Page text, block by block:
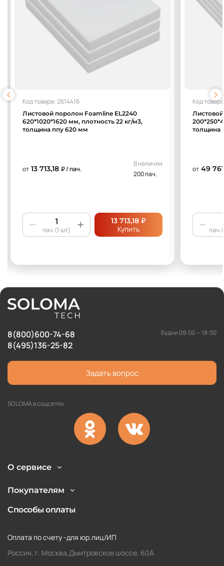
Код товара: 2614416
Листовой поролон Foamline EL2240
620*1020*1620 мм, плотность 22 кг/м3,
толщина ппу 620 мм
от 13 713,18 ₽ / пач.
В наличии
200 пач.
пач.(1 шт)
13 713,18 ₽
Купить
Код
толщина
от 49
8(800)600-74-68
8(495)136-25-82
Будни 09:00 — 18:00
Задать вопрос
SOLOMA в соцсетях
О сервисе
Покупателям
Способы оплаты
Оплата по счету -для юр.лиц/ИП
Россия, г. Москва,Дмитровское шоссе, 60А